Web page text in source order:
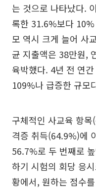
는 것으로 나타났다.
록한 31.6%보다
모 역시 크게 늘어 사
균 지출액은 38만원,
육박했다. 4년 전 연
109%나 급증한 규모
구체적인 사교육 항
격증 취득(64.9%)에
56.7%로 두 번째로
하기 시험의 회당 응
황에서, 원하는 점수